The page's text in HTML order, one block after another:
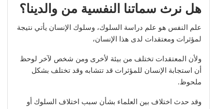
هل نرث سماتنا النفسية من والدينا؟
علم النفس هو علم دراسة السلوك، وسلوك الإنسان يأتي نتيجة
لمؤثرات ومعتقدات لدى هذا الإنسان،
ولأن المعتقدات تختلف من بيئة لأخرى ومن شخص لآخر لوحظ
أن استجابة الإنسان للمؤثرات قد تتشابه وقد تختلف بشكل
ملحوظ.
وقد حدث اختلاف بين العلماء بشأن سبب اختلاف السلوك أو